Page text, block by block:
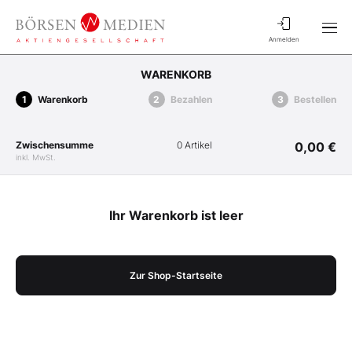
Anmelden
WARENKORB
Warenkorb Bezahlen Bestellen
Zwischensumme
inkl. MwSt.
0 Artikel 0,00 €
Ihr Warenkorb ist leer
Zur Shop-Startseite